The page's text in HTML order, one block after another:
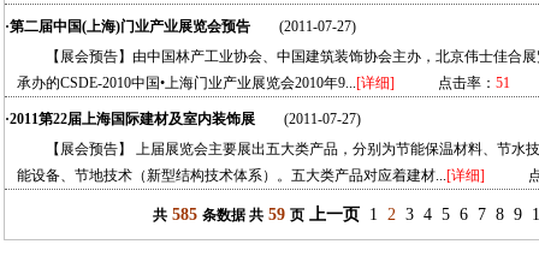
·第二届中国(上海)门业产业展览会预告 (2011-07-27)
【展会预告】由中国林产工业协会、中国建筑装饰协会主办，北京伟士佳合
承办的CSDE-2010中国•上海门业产业展览会2010年9...[详细] 点击率： 51
·2011第22届上海国际建材及室内装饰展 (2011-07-27)
【展会预告】 上届展览会主要展出五大类产品，分别为节能保温材料、节
能设备、节地技术（新型结构技术体系）。五大类产品对应着建材...[详细] 点
共585 条数据 共59 页 上一页 1 2 3 4 5 6 7 8 9